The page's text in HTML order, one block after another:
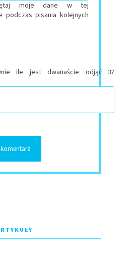
moje dane w tej
podczas pisania kolejnych
ile jest dwanaście odjąć 3?